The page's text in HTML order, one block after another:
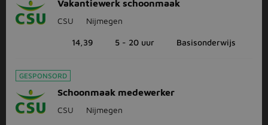
Vakantiewerk schoonmaak
CSU Nijmegen
14,39 5 - 20 uur Basisonderwijs
GESPONSORD
Schoonmaak medewerker
CSU Nijmegen